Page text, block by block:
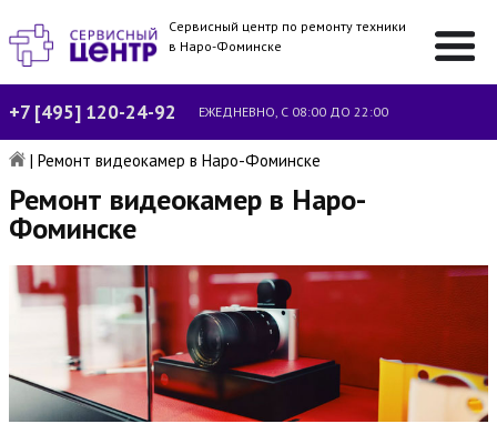
Сервисный центр по ремонту техники
в Наро-Фоминске
+7 [495] 120-24-92 ЕЖЕДНЕВНО, С 08:00 ДО 22:00
| Ремонт видеокамер в Наро-Фоминске
Ремонт видеокамер в Наро-
Фоминске